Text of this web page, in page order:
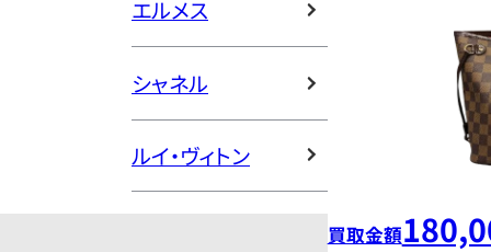
エルメス
シャネル
ルイ・ヴィトン
買取金額